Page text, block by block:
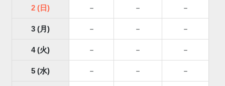
2 (日) － － －
3 (月) － － －
4 (火) － － －
5 (水) － － －